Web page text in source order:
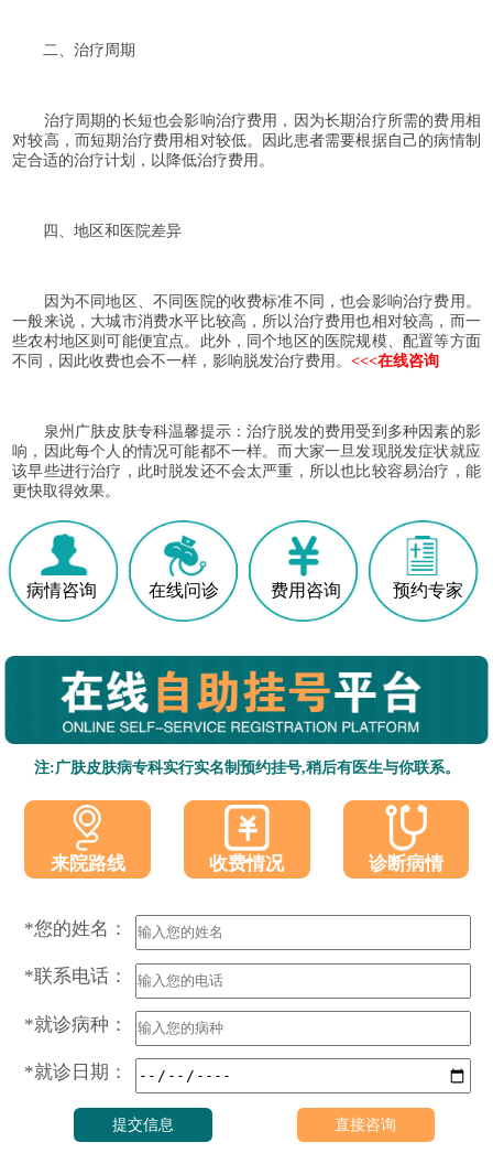
二、治疗周期
治疗周期的长短也会影响治疗费用，因为长期治疗所需的费用相
对较高，而短期治疗费用相对较低。因此患者需要根据自己的病情制
定合适的治疗计划，以降低治疗费用。
四、地区和医院差异
因为不同地区、不同医院的收费标准不同，也会影响治疗费用。
一般来说，大城市消费水平比较高，所以治疗费用也相对较高，而一
些农村地区则可能便宜点。此外，同个地区的医院规模、配置等方面
不同，因此收费也会不一样，影响脱发治疗费用。<<<在线咨询
泉州广肤皮肤专科温馨提示：治疗脱发的费用受到多种因素的影
响，因此每个人的情况可能都不一样。而大家一旦发现脱发症状就应
该早些进行治疗，此时脱发还不会太严重，所以也比较容易治疗，能
更快取得效果。
病情咨询 在线问诊 费用咨询 预约专家
注:广肤皮肤病专科实行实名制预约挂号,稍后有医生与你联系。
来院路线 收费情况 诊断病情
*您的姓名：
*联系电话：
*就诊病种：
*就诊日期：